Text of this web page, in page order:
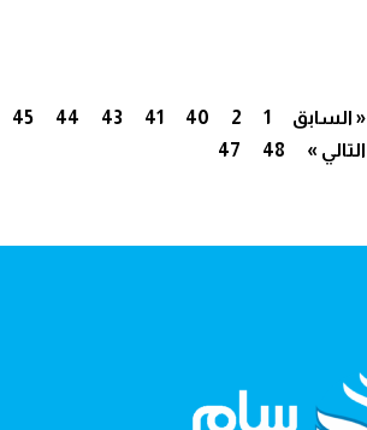
« السابق 1
2
40
41
43
44
45
47
48 التالي »